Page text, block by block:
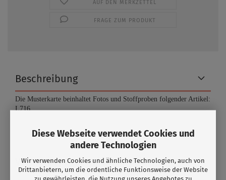
Diese Webseite verwendet Cookies und
andere Technologien
Wir verwenden Cookies und ähnliche Technologien, auch von
Drittanbietern, um die ordentliche Funktionsweise der Website
zu gewährleisten, die Nutzung unseres Angebotes zu
AUF DEN MERKZETTEL
FRAGE ZUM PRODUKT
Beschreibung
Die Musterkarte beinhaltet Fotos und Stoffproben folgender Artikel:
L716.
Versandoptionen/ Lieferzeit